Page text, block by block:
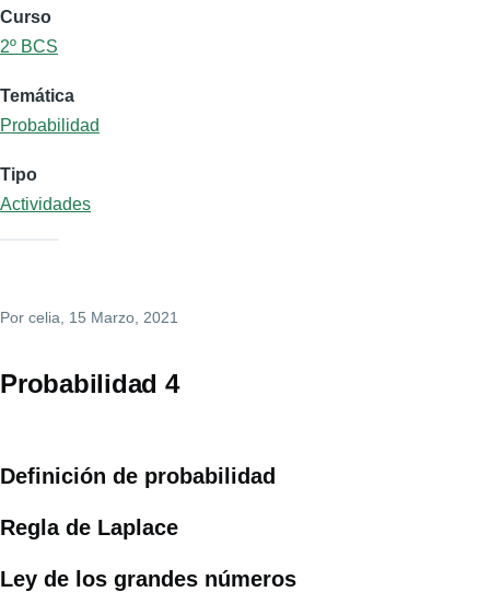
Curso
2º BCS
Temática
Probabilidad
Tipo
Actividades
Por celia, 15 Marzo, 2021
Probabilidad 4
Definición de probabilidad
Regla de Laplace
Ley de los grandes números